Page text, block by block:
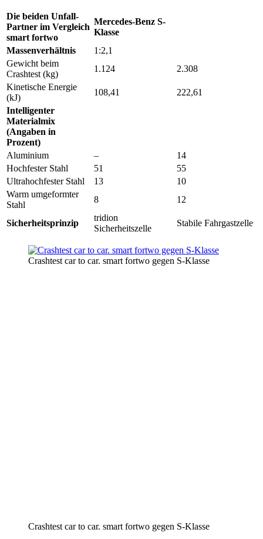
Die beiden Unfall-
Partner im Vergleich
smart fortwo
Mercedes-Benz S-
Klasse
Massenverhältnis
1:2,1
Gewicht beim
Crashtest (kg)
1.124
2.308
Kinetische Energie
(kJ)
108,41
222,61
Intelligenter
Materialmix
(Angaben in
Prozent)
Aluminium
–
14
Hochfester Stahl
51
55
Ultrahochfester Stahl
13
10
Warm umgeformter
Stahl
8 12
Sicherheitsprinzip
tridion
Sicherheitszelle
Stabile Fahrgastzelle
Crashtest car to car. smart fortwo gegen S-Klasse
Crashtest car to car. smart fortwo gegen S-Klasse